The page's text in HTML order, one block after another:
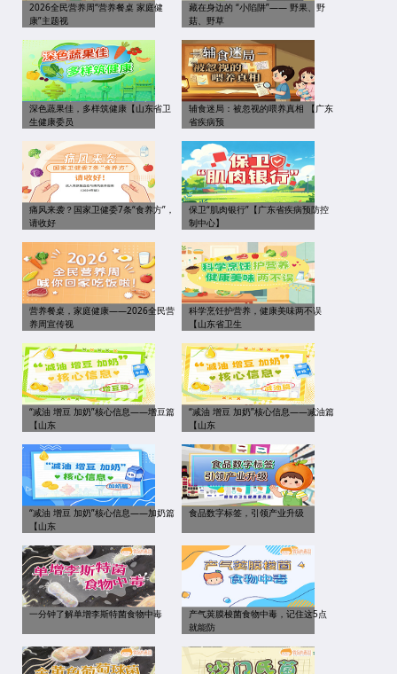
2026全民营养周“营养餐桌 家庭健
康”主题视
藏在身边的 “小陷阱”—— 野果、野
菇、野草
深色蔬果佳，多样筑健康【山东省卫
生健康委员
辅食迷局：被忽视的喂养真相 【广东
省疾病预
痛风来袭？国家卫健委7条“食养方”，
请收好
保卫“肌肉银行”【广东省疾病预防控
制中心】
营养餐桌，家庭健康——2026全民营
养周宣传视
科学烹饪护营养，健康美味两不误
【山东省卫生
“减油 增豆 加奶”核心信息——增豆篇
【山东
“减油 增豆 加奶”核心信息——减油篇
【山东
“减油 增豆 加奶”核心信息——加奶篇
【山东
食品数字标签，引领产业升级
一分钟了解单增李斯特菌食物中毒
产气荚膜梭菌食物中毒，记住这5点
就能防